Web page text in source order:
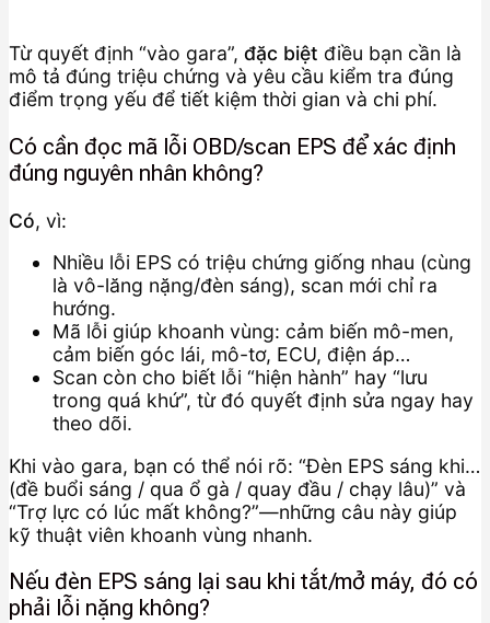
Từ quyết định “vào gara”, đặc biệt điều bạn cần là
mô tả đúng triệu chứng và yêu cầu kiểm tra đúng
điểm trọng yếu để tiết kiệm thời gian và chi phí.
Có cần đọc mã lỗi OBD/scan EPS để xác định
đúng nguyên nhân không?
Có, vì:
Nhiều lỗi EPS có triệu chứng giống nhau (cùng
là vô-lăng nặng/đèn sáng), scan mới chỉ ra
hướng.
Mã lỗi giúp khoanh vùng: cảm biến mô-men,
cảm biến góc lái, mô-tơ, ECU, điện áp…
Scan còn cho biết lỗi “hiện hành” hay “lưu
trong quá khứ”, từ đó quyết định sửa ngay hay
theo dõi.
Khi vào gara, bạn có thể nói rõ: “Đèn EPS sáng khi…
(đề buổi sáng / qua ổ gà / quay đầu / chạy lâu)” và
“Trợ lực có lúc mất không?”—những câu này giúp
kỹ thuật viên khoanh vùng nhanh.
Nếu đèn EPS sáng lại sau khi tắt/mở máy, đó có
phải lỗi nặng không?